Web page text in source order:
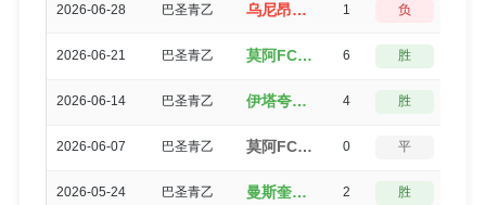
2026-06-28 巴圣青乙 乌尼昂U23（2-3）莫阿FCU23 1 负
2026-06-21 巴圣青乙 莫阿FCU23（6-0）巴塞罗那SP U23 6 胜
2026-06-14 巴圣青乙 伊塔夸克塞图巴U23（5-1）莫阿FCU23 4 胜
2026-06-07 巴圣青乙 莫阿FCU23（0-0）乌尼昂U23 0 平
2026-05-24 巴圣青乙 曼斯奎拉U23（4-2）莫阿FCU23 2 胜